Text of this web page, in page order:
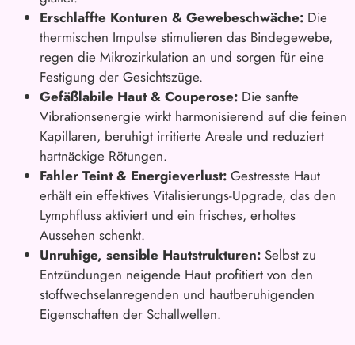
Erschlaffte Konturen & Gewebeschwäche: Die
thermischen Impulse stimulieren das Bindegewebe,
regen die Mikrozirkulation an und sorgen für eine
Festigung der Gesichtszüge.
Gefäßlabile Haut & Couperose: Die sanfte
Vibrationsenergie wirkt harmonisierend auf die feinen
Kapillaren, beruhigt irritierte Areale und reduziert
hartnäckige Rötungen.
Fahler Teint & Energieverlust: Gestresste Haut
erhält ein effektives Vitalisierungs-Upgrade, das den
Lymphfluss aktiviert und ein frisches, erholtes
Aussehen schenkt.
Unruhige, sensible Hautstrukturen: Selbst zu
Entzündungen neigende Haut profitiert von den
stoffwechselanregenden und hautberuhigenden
Eigenschaften der Schallwellen.